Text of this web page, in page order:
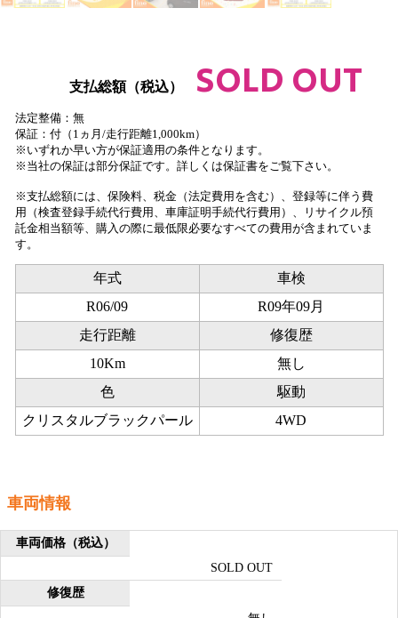
支払総額（税込） SOLD OUT
法定整備：無
保証：付（1ヵ月/走行距離1,000km）
※いずれか早い方が保証適用の条件となります。
※当社の保証は部分保証です。詳しくは保証書をご覧下さい。
※支払総額には、保険料、税金（法定費用を含む）、登録等に伴う費
用（検査登録手続代行費用、車庫証明手続代行費用）、リサイクル預
託金相当額等、購入の際に最低限必要なすべての費用が含まれていま
す。
年式
車検
R06/09
R09年09月
走行距離
修復歴
10Km
無し
色
駆動
クリスタルブラックパール
4WD
車両情報
車両価格（税込）
SOLD OUT
修復歴